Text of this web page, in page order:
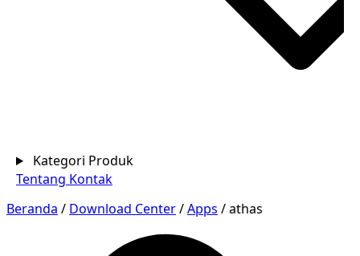
Kategori Produk
Tentang Kontak
Beranda / Download Center/Apps /athas